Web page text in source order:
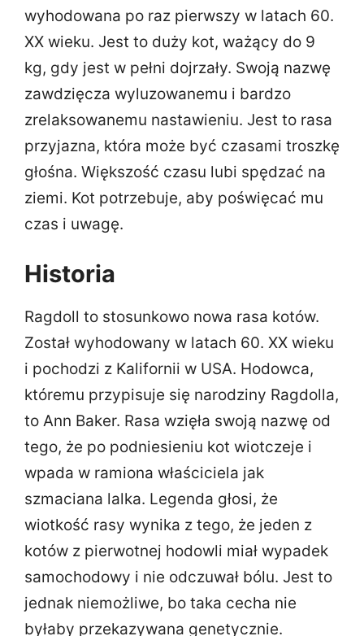
wyhodowana po raz pierwszy w latach 60.
XX wieku. Jest to duży kot, ważący do 9
kg, gdy jest w pełni dojrzały. Swoją nazwę
zawdzięcza wyluzowanemu i bardzo
zrelaksowanemu nastawieniu. Jest to rasa
przyjazna, która może być czasami troszkę
głośna. Większość czasu lubi spędzać na
ziemi. Kot potrzebuje, aby poświęcać mu
czas i uwagę.
Historia
Ragdoll to stosunkowo nowa rasa kotów.
Został wyhodowany w latach 60. XX wieku
i pochodzi z Kalifornii w USA. Hodowca,
któremu przypisuje się narodziny Ragdolla,
to Ann Baker. Rasa wzięła swoją nazwę od
tego, że po podniesieniu kot wiotczeje i
wpada w ramiona właściciela jak
szmaciana lalka. Legenda głosi, że
wiotkość rasy wynika z tego, że jeden z
kotów z pierwotnej hodowli miał wypadek
samochodowy i nie odczuwał bólu. Jest to
jednak niemożliwe, bo taka cecha nie
byłaby przekazywana genetycznie.